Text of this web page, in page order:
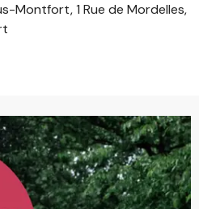
Montfort, 1 Rue de Mordelles,